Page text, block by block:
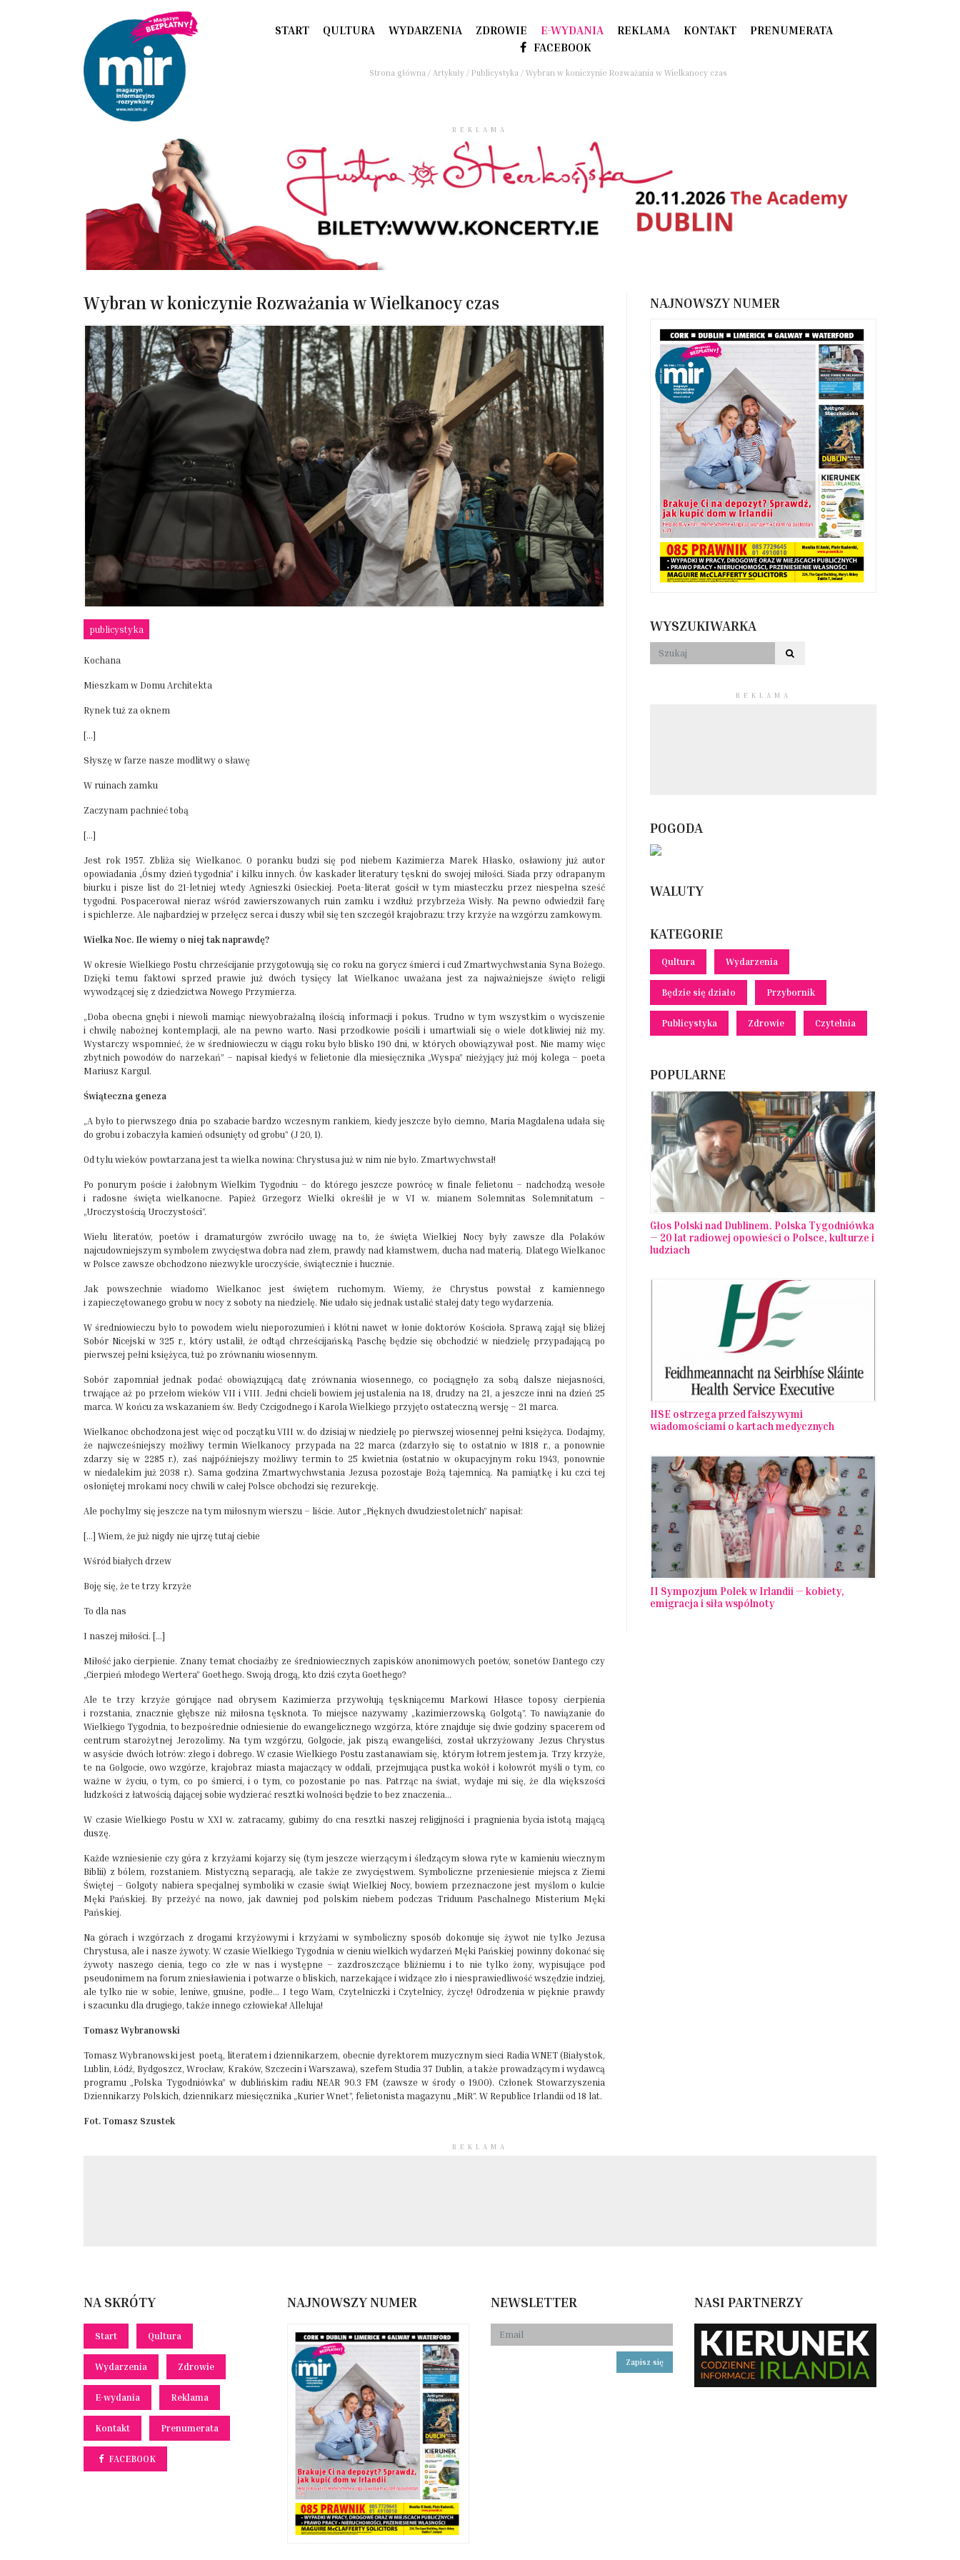
START QULTURA WYDARZENIA ZDROWIE E-WYDANIA REKLAMA KONTAKT
PRENUMERATA
FACEBOOK
Strona główna / Artykuły/ Publicystyka / Wybran w koniczynie Rozważania w Wielkanocy czas
REKLAMA
Wybran w koniczynie Rozważania w Wielkanocy czas
publicystyka
Kochana
Mieszkam w Domu Architekta
Rynek tuż za oknem
[…]
Słyszę w farze nasze modlitwy o sławę
W ruinach zamku
Zaczynam pachnieć tobą
[…]
Jest rok 1957. Zbliża się Wielkanoc. O poranku budzi się pod niebem Kazimierza Marek Hłasko, osławiony już autor
opowiadania „Ósmy dzień tygodnia” i kilku innych. Ów kaskader literatury tęskni do swojej miłości. Siada przy odrapanym
biurku i pisze list do 21-letniej wtedy Agnieszki Osieckiej. Poeta-literat gościł w tym miasteczku przez niespełna sześć
tygodni. Pospacerował nieraz wśród zawierszowanych ruin zamku i wzdłuż przybrzeża Wisły. Na pewno odwiedził farę
i spichlerze. Ale najbardziej w przełęcz serca i duszy wbił się ten szczegół krajobrazu: trzy krzyże na wzgórzu zamkowym.
Wielka Noc. Ile wiemy o niej tak naprawdę?
W okresie Wielkiego Postu chrześcijanie przygotowują się co roku na gorycz śmierci i cud Zmartwychwstania Syna Bożego.
Dzięki temu faktowi sprzed prawie już dwóch tysięcy lat Wielkanoc uważana jest za najważniejsze święto religii
wywodzącej się z dziedzictwa Nowego Przymierza.
„Doba obecna gnębi i niewoli mamiąc niewyobrażalną ilością informacji i pokus. Trudno w tym wszystkim o wyciszenie
i chwilę nabożnej kontemplacji, ale na pewno warto. Nasi przodkowie pościli i umartwiali się o wiele dotkliwiej niż my.
Wystarczy wspomnieć, że w średniowieczu w ciągu roku było blisko 190 dni, w których obowiązywał post. Nie mamy więc
zbytnich powodów do narzekań” – napisał kiedyś w felietonie dla miesięcznika „Wyspa” nieżyjący już mój kolega – poeta
Mariusz Kargul.
Świąteczna geneza
„A było to pierwszego dnia po szabacie bardzo wczesnym rankiem, kiedy jeszcze było ciemno, Maria Magdalena udała się
do grobu i zobaczyła kamień odsunięty od grobu” (J 20, 1).
Od tylu wieków powtarzana jest ta wielka nowina: Chrystusa już w nim nie było. Zmartwychwstał!
Po ponurym poście i żałobnym Wielkim Tygodniu – do którego jeszcze powrócę w finale felietonu – nadchodzą wesołe
i radosne święta wielkanocne. Papież Grzegorz Wielki określił je w VI w. mianem Solemnitas Solemnitatum –
„Uroczystością Uroczystości”.
Wielu literatów, poetów i dramaturgów zwróciło uwagę na to, że święta Wielkiej Nocy były zawsze dla Polaków
najcudowniejszym symbolem zwycięstwa dobra nad złem, prawdy nad kłamstwem, ducha nad materią. Dlatego Wielkanoc
w Polsce zawsze obchodzono niezwykle uroczyście, świątecznie i hucznie.
Jak powszechnie wiadomo Wielkanoc jest świętem ruchomym. Wiemy, że Chrystus powstał z kamiennego
i zapieczętowanego grobu w nocy z soboty na niedzielę. Nie udało się jednak ustalić stałej daty tego wydarzenia.
W średniowieczu było to powodem wielu nieporozumień i kłótni nawet w łonie doktorów Kościoła. Sprawą zajął się bliżej
Sobór Nicejski w 325 r., który ustalił, że odtąd chrześcijańską Paschę będzie się obchodzić w niedzielę przypadającą po
pierwszej pełni księżyca, tuż po zrównaniu wiosennym.
Sobór zapomniał jednak podać obowiązującą datę zrównania wiosennego, co pociągnęło za sobą dalsze niejasności,
trwające aż po przełom wieków VII i VIII. Jedni chcieli bowiem jej ustalenia na 18, drudzy na 21, a jeszcze inni na dzień 25
marca. W końcu za wskazaniem św. Bedy Czcigodnego i Karola Wielkiego przyjęto ostateczną wersję – 21 marca.
Wielkanoc obchodzona jest więc od początku VIII w. do dzisiaj w niedzielę po pierwszej wiosennej pełni księżyca. Dodajmy,
że najwcześniejszy możliwy termin Wielkanocy przypada na 22 marca (zdarzyło się to ostatnio w 1818 r., a ponownie
zdarzy się w 2285 r.), zaś najpóźniejszy możliwy termin to 25 kwietnia (ostatnio w okupacyjnym roku 1943, ponownie
w niedalekim już 2038 r.). Sama godzina Zmartwychwstania Jezusa pozostaje Bożą tajemnicą. Na pamiątkę i ku czci tej
osłoniętej mrokami nocy chwili w całej Polsce obchodzi się rezurekcję.
Ale pochylmy się jeszcze na tym miłosnym wierszu – liście. Autor „Pięknych dwudziestoletnich” napisał:
[…] Wiem, że już nigdy nie ujrzę tutaj ciebie
Wśród białych drzew
Boję się, że te trzy krzyże
To dla nas
I naszej miłości. […]
Miłość jako cierpienie. Znany temat chociażby ze średniowiecznych zapisków anonimowych poetów, sonetów Dantego czy
„Cierpień młodego Wertera” Goethego. Swoją drogą, kto dziś czyta Goethego?
Ale te trzy krzyże górujące nad obrysem Kazimierza przywołują tęskniącemu Markowi Hłasce toposy cierpienia
i rozstania, znacznie głębsze niż miłosna tęsknota. To miejsce nazywamy „kazimierzowską Golgotą”. To nawiązanie do
Wielkiego Tygodnia, to bezpośrednie odniesienie do ewangelicznego wzgórza, które znajduje się dwie godziny spacerem od
centrum starożytnej Jerozolimy. Na tym wzgórzu, Golgocie, jak piszą ewangeliści, został ukrzyżowany Jezus Chrystus
w asyście dwóch łotrów: złego i dobrego. W czasie Wielkiego Postu zastanawiam się, którym łotrem jestem ja. Trzy krzyże,
te na Golgocie, owo wzgórze, krajobraz miasta majaczący w oddali, przejmująca pustka wokół i kołowrót myśli o tym, co
ważne w życiu, o tym, co po śmierci, i o tym, co pozostanie po nas. Patrząc na świat, wydaje mi się, że dla większości
ludzkości z łatwością dającej sobie wydzierać resztki wolności będzie to bez znaczenia…
W czasie Wielkiego Postu w XXI w. zatracamy, gubimy do cna resztki naszej religijności i pragnienia bycia istotą mającą
duszę.
Każde wzniesienie czy góra z krzyżami kojarzy się (tym jeszcze wierzącym i śledzącym słowa ryte w kamieniu wiecznym
Biblii) z bólem, rozstaniem. Mistyczną separacją, ale także ze zwycięstwem. Symboliczne przeniesienie miejsca z Ziemi
Świętej – Golgoty nabiera specjalnej symboliki w czasie świąt Wielkiej Nocy, bowiem przeznaczone jest myślom o kulcie
Męki Pańskiej. By przeżyć na nowo, jak dawniej pod polskim niebem podczas Triduum Paschalnego Misterium Męki
Pańskiej.
Na górach i wzgórzach z drogami krzyżowymi i krzyżami w symboliczny sposób dokonuje się żywot nie tylko Jezusa
Chrystusa, ale i nasze żywoty. W czasie Wielkiego Tygodnia w cieniu wielkich wydarzeń Męki Pańskiej powinny dokonać się
żywoty naszego cienia, tego co złe w nas i występne – zazdroszczące bliźniemu i to nie tylko żony, wypisujące pod
pseudonimem na forum zniesławienia i potwarze o bliskich, narzekające i widzące zło i niesprawiedliwość wszędzie indziej,
ale tylko nie w sobie, leniwe, gnuśne, podłe… I tego Wam, Czytelniczki i Czytelnicy, życzę! Odrodzenia w pięknie prawdy
i szacunku dla drugiego, także innego człowieka! Alleluja!
Tomasz Wybranowski
Tomasz Wybranowski jest poetą, literatem i dziennikarzem, obecnie dyrektorem muzycznym sieci Radia WNET (Białystok,
Lublin, Łódź, Bydgoszcz, Wrocław, Kraków, Szczecin i Warszawa), szefem Studia 37 Dublin, a także prowadzącym i wydawcą
programu „Polska Tygodniówka” w dublińskim radiu NEAR 90.3 FM (zawsze w środy o 19.00). Członek Stowarzyszenia
Dziennikarzy Polskich, dziennikarz miesięcznika „Kurier Wnet”, felietonista magazynu „MiR”. W Republice Irlandii od 18 lat.
Fot. Tomasz Szustek
NAJNOWSZY NUMER
WYSZUKIWARKA
REKLAMA
POGODA
WALUTY
KATEGORIE
Qultura Wydarzenia
Będzie się działo Przybornik
Publicystyka Zdrowie Czytelnia
POPULARNE
Głos Polski nad Dublinem. Polska Tygodniówka
— 20 lat radiowej opowieści o Polsce, kulturze i
ludziach
HSE ostrzega przed fałszywymi
wiadomościami o kartach medycznych
II Sympozjum Polek w Irlandii — kobiety,
emigracja i siła wspólnoty
REKLAMA
NA SKRÓTY
Start Qultura
Wydarzenia Zdrowie
E-wydania Reklama
Kontakt Prenumerata
FACEBOOK
NAJNOWSZY NUMER NEWSLETTER
Zapisz się
NASI PARTNERZY